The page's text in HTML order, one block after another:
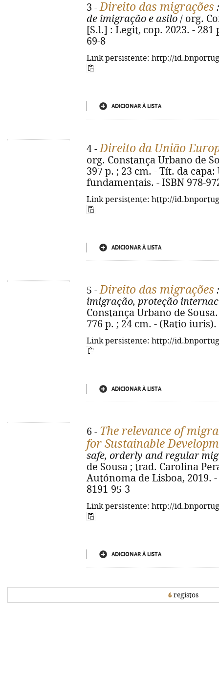
3 -Direito das migrações
de imigração e asilo / org.
[S.l.] : Legit, cop. 2023. - 281
69-8
Link persistente: http://
ADICIONAR À LISTA
4 -Direito da União
org. Constança Urbano de
397 p. ; 23 cm. - Tít. da
fundamentais. - ISBN 978-
Link persistente: http://
ADICIONAR À LISTA
5 -Direito das migrações
imigração, proteção
Constança Urbano de
776 p. ; 24 cm. - (Ratio iuris).
Link persistente: http://
ADICIONAR À LISTA
6 - The relevance of
for Sustainable
safe, orderly and regular
de Sousa ; trad. Carolina
Autónoma de Lisboa, 2019. -
8191-95-3
Link persistente: http://
ADICIONAR À LISTA
6 registos